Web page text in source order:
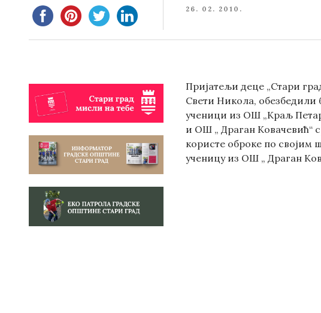
POSTED
26. 02. 2010.
Пријатељи деце „Стари
Свети Никола, обезбедили
ученици из ОШ „Краљ Петар
и ОШ „ Драган Ковачевић“
користе оброке по својим
ученицу из ОШ „ Драган